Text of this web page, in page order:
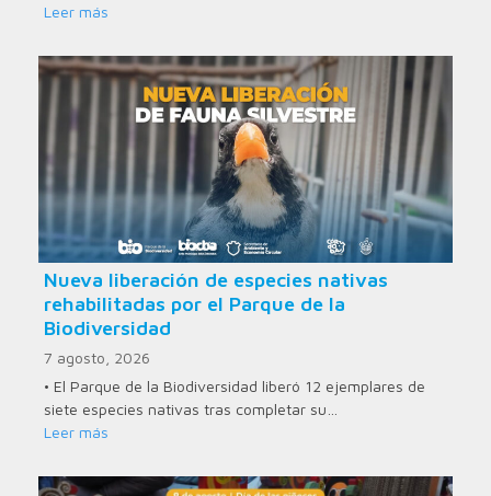
Leer más
Nueva liberación de especies nativas
rehabilitadas por el Parque de la
Biodiversidad
7 agosto, 2026
• El Parque de la Biodiversidad liberó 12 ejemplares de
siete especies nativas tras completar su…
Leer más